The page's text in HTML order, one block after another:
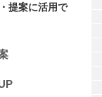
提案に活用で